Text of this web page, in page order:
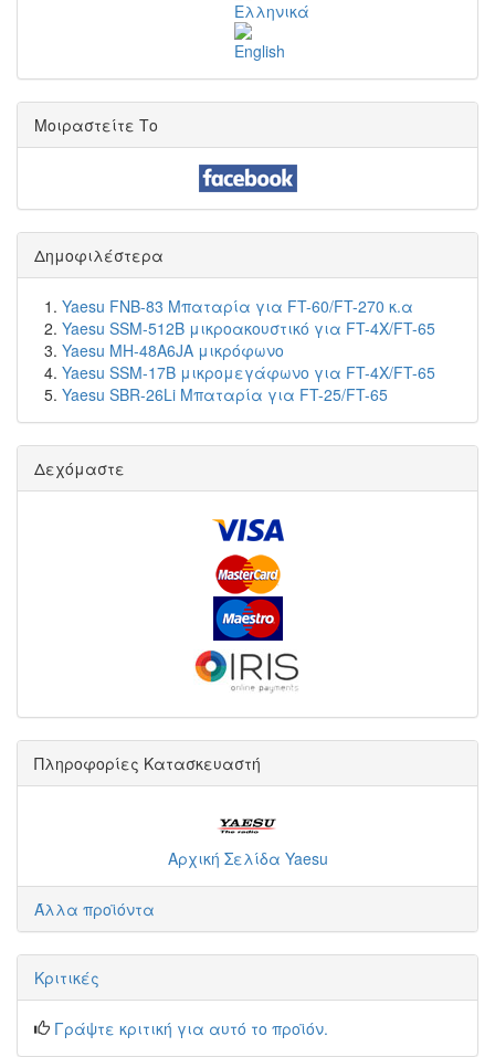
Μοιραστείτε Το
Δημοφιλέστερα
Yaesu FNB-83 Μπαταρία για FT-60/FT-270 κ.α
Yaesu SSM-512B μικροακουστικό για FT-4X/FT-65
Yaesu MH-48A6JA μικρόφωνο
Yaesu SSM-17B μικρομεγάφωνο για FT-4X/FT-65
Yaesu SBR-26Li Μπαταρία για FT-25/FT-65
Δεχόμαστε
Πληροφορίες Κατασκευαστή
Αρχική Σελίδα Yaesu
Άλλα προϊόντα
Κριτικές
Γράψτε κριτική για αυτό το προϊόν.